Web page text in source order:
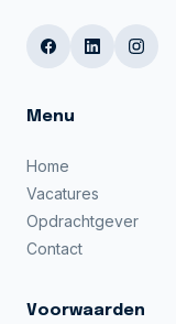
Menu
Home
Vacatures
Opdrachtgever
Contact
Voorwaarden